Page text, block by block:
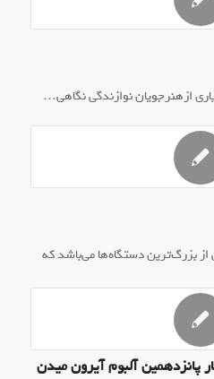
ازهنرجویان نوازندگی نگاهی…
بزرگ‌ترین دستگاه‌ها مى‌باشد که
۴ سال انتظار پانزدهمين آلبوم آیرون ميدن